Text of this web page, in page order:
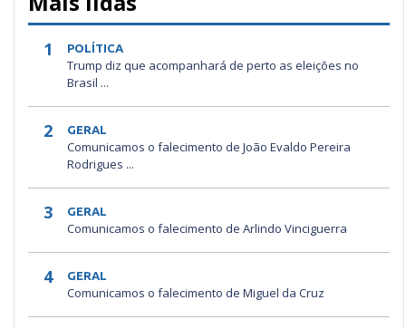
1 POLÍTICA
Trump diz que acompanhará de perto as eleições no
Brasil ...
2 GERAL
Comunicamos o falecimento de João Evaldo Pereira
Rodrigues ...
3 GERAL
Comunicamos o falecimento de Arlindo Vinciguerra
4 GERAL
Comunicamos o falecimento de Miguel da Cruz